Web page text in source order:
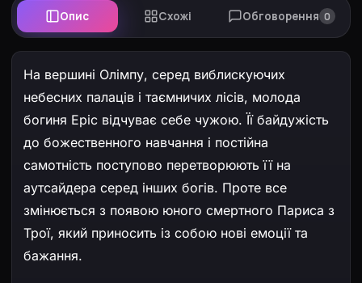
Опис Схожі Обговорення 0
На вершині Олімпу, серед виблискуючих
небесних палаців і таємничих лісів, молода
богиня Еріс відчуває себе чужою. Її байдужість
до божественного навчання і постійна
самотність поступово перетворюють її на
аутсайдера серед інших богів. Проте все
змінюється з появою юного смертного Париса з
Трої, який приносить із собою нові емоції та
бажання.